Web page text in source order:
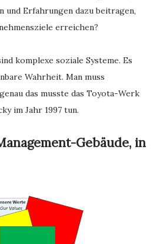
und Erfahrungen dazu beitragen,
erreichen?
komplexe soziale Systeme. Es
Wahrheit. Man muss
das musste das Toyota-Werk
im Jahr 1997 tun.
Gebäude, in